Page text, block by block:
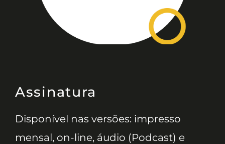
Assinatura
Disponível nas versões: impresso
mensal, on-line, áudio (Podcast) e